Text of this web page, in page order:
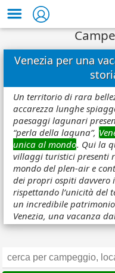
Venezia per una
Un territorio di rara
accarezza lunghe
paesaggi lagunari
“perla della laguna”,
unica al mondo. Qui la
villaggi turistici presenti
mondo del plen-air e
dei propri ospiti davvero
rispettando l’unicità del
un incredibile
Venezia, una vacanza